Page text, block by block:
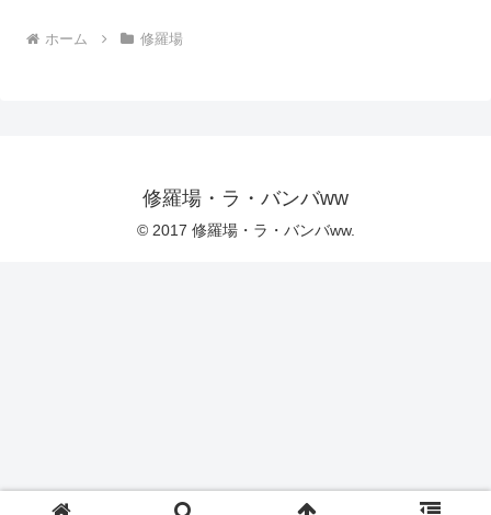
ホーム 修羅場
修羅場・ラ・バンバww
© 2017 修羅場・ラ・バンバww.